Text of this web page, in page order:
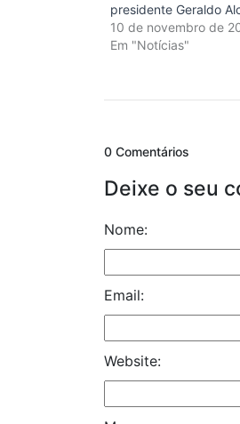
presidente Geraldo
10 de novembro de
Em "Notícias"
0 Comentários
Deixe o seu
Nome:
Email:
Website: